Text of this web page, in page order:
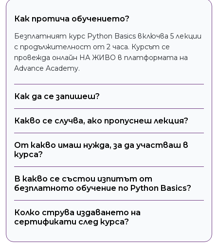
към иновации и
Ако обичаш да решаваш проблеми и да
програмирането е точно за теб.
Как протича обучението?
Безплатният курс Python Basics включва 5 лекции
с продължителност от 2 часа. Курсът се
провежда онлайн НА ЖИВО в платформата на
Advance Academy.
Как да се запишеш?
Какво се случва, ако пропуснеш лекция?
От какво имаш нужда, за да участваш в
курса?
В какво се състои изпитът от
безплатното обучение по Python Basics?
Колко струва издаването на
сертификати след курса?